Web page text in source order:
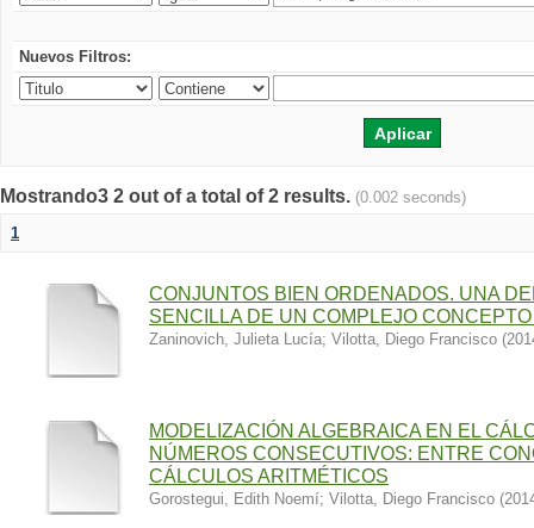
Nuevos Filtros:
Mostrando3 2 out of a total of 2 results. (0.002 seconds)
1
CONJUNTOS BIEN ORDENADOS. UNA
SENCILLA DE UN COMPLEJO
Zaninovich, Julieta Lucía; Vilotta, Diego Francisco (
MODELIZACIÓN ALGEBRAICA EN EL
NÚMEROS CONSECUTIVOS: ENTRE
CÁLCULOS ARITMÉTICOS
Gorostegui, Edith Noemí; Vilotta, Diego Francisco (